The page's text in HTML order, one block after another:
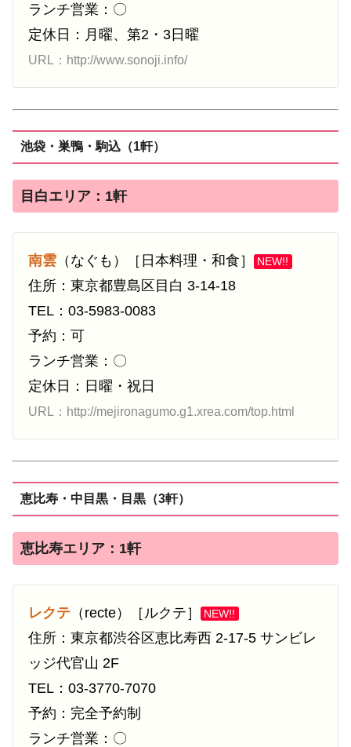
ランチ営業：〇
定休日：月曜、第2・3日曜
URL：http://www.sonoji.info/
池袋・巣鴨・駒込（1軒）
目白エリア：1軒
南雲 （なぐも）［日本料理・和食］ NEW!!
住所：東京都豊島区目白 3-14-18
TEL：03-5983-0083
予約：可
ランチ営業：〇
定休日：日曜・祝日
URL：http://mejironagumo.g1.xrea.com/top.html
恵比寿・中目黒・目黒（3軒）
恵比寿エリア：1軒
レクテ （recte）［ルクテ］ NEW!!
住所：東京都渋谷区恵比寿西 2-17-5 サンビレ
ッジ代官山 2F
TEL：03-3770-7070
予約：完全予約制
ランチ営業：〇